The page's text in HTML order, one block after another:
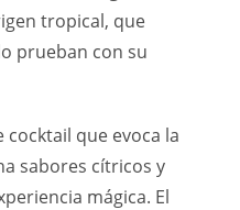
tropical, que
prueban con su
que evoca la
sabores cítricos y
mágica. El